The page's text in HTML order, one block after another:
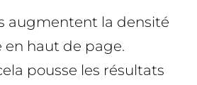
augmentent la densité
haut de page.
pousse les résultats